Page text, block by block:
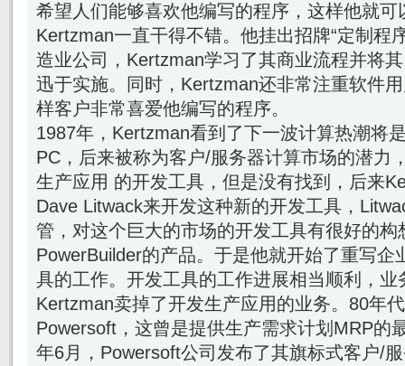
希望人们能够喜欢他编写的程序，这样他就可
Kertzman一直干得不错。他挂出招牌“定制程
造业公司，Kertzman学习了其商业流程并将
迅于实施。同时，Kertzman还非常注重软件
样客户非常喜爱他编写的程序。
1987年，Kertzman看到了下一波计算热潮将
PC，后来被称为客户/服务器计算市场的潜力
生产应用 的开发工具，但是没有找到，后来
Dave Litwack来开发这种新的开发工具，
管，对这个巨大的市场的开发工具有很好的构
PowerBuilder的产品。于是他就开始了重写企
具的工作。开发工具的工作进展相当顺利，
Kertzman卖掉了开发生产应用的业务。80年
Powersoft，这曾是提供生产需求计划MRP的
年6月，Powersoft公司发布了其旗标式客户/